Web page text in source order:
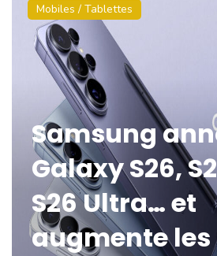
Mobiles / Tablettes
Samsung
Galaxy S26,
S26 Ultra… et
augmente